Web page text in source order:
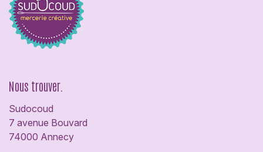
Nous trouver.
Sudocoud
7 avenue Bouvard
74000 Annecy